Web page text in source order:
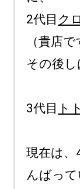
2代目 ク
（貴店で
その後し
3代目 ト
現在は、
んばって